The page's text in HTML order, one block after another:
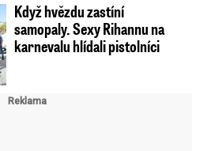
Když hvězdu zastíní
samopaly. Sexy Rihannu na
karnevalu hlídali pistolníci